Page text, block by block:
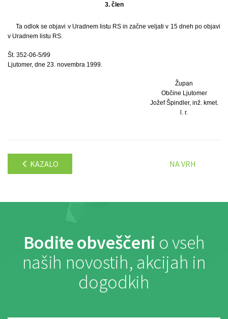
3. člen
Ta odlok se objavi v Uradnem listu RS in začne veljati v 15 dneh po objavi
v Uradnem listu RS.
Št. 352-06-5/99
Ljutomer, dne 23. novembra 1999.
Župan
Občine Ljutomer
Jožef Špindler, inž. kmet.
l. r.
KAZALO NA VRH
Bodite obveščeni o vseh
naših novostih, akcijah in
dogodkih